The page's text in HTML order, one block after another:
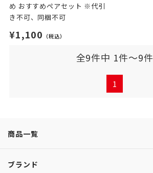
め おすすめペアセット ※代引
き不可、同梱不可
¥1,100 （税込）
全9件中 1件～9件
1
商品一覧
ブランド